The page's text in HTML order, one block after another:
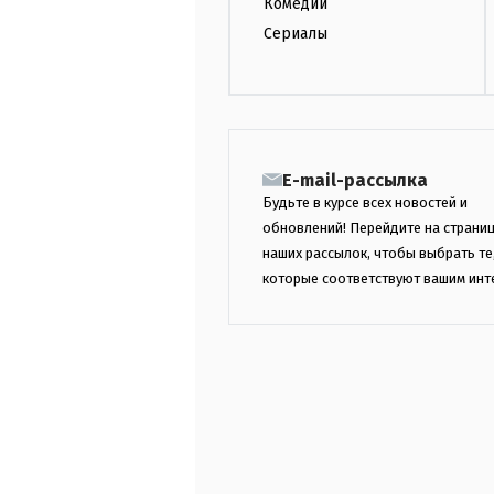
Комедии
Сериалы
E-mail-рассылка
Будьте в курсе всех новостей и
обновлений! Перейдите на
наших рассылок, чтобы выбрать
которые соответствуют вашим